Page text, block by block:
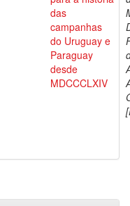
das
campanhas
do Uruguay e
Paraguay
desde
MDCCCLXIV